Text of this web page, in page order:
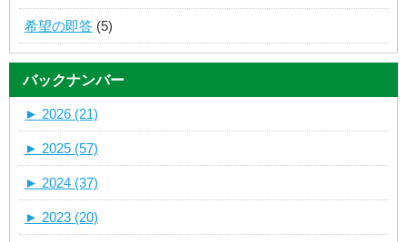
希望の即答 (5)
バックナンバー
► 2026 (21)
► 2025 (57)
► 2024 (37)
► 2023 (20)